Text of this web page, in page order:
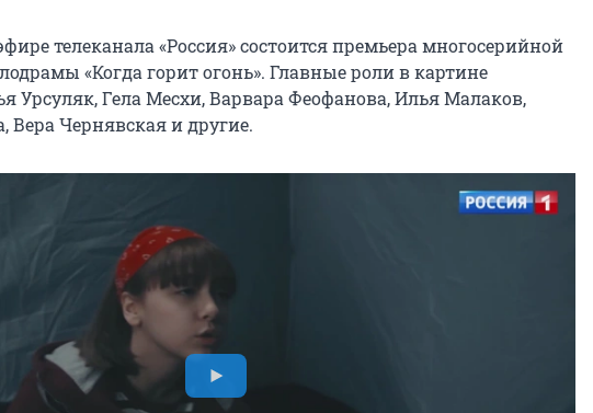
телеканала «Россия» состоится премьера многосерийной
«Когда горит огонь». Главные роли в картине
Урсуляк, Гела Месхи, Варвара Феофанова, Илья Малаков,
Вера Чернявская и другие.